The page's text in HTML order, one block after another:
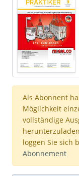
Als Abonnent
Möglichkeit
vollständige
loggen Sie sich
Abonnement